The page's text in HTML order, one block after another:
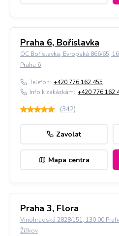
Praha 6, Bořislavka
OC Bořislavka, Evropská 866/65,
Praha 6
Telefon: +420 776 162 455
Info k zakázkám: +420 776 162
(342)
Zavolat
Mapa centra
Praha 3, Flora
Vinohradská 2828/151, 130 00
Žižkov